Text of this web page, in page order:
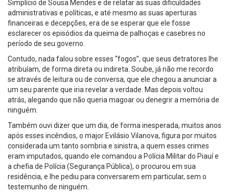
Simplício de Sousa Mendes e de relatar as suas dificuldades
administrativas e políticas, e até mesmo as suas aperturas
financeiras e decepções, era de se esperar que ele fosse
esclarecer os episódios da queima de palhoças e casebres no
período de seu governo.
Contudo, nada falou sobre esses “fogos”, que seus detratores lhe
atribuíam, de forma direta ou indireta. Soube, já não me recordo
se através de leitura ou de conversa, que ele chegou a anunciar a
um seu parente que iria revelar a verdade. Mas depois voltou
atrás, alegando que não queria magoar ou denegrir a memória de
ninguém.
Também ouvi dizer que um dia, de forma inesperada, muitos anos
após esses incêndios, o major Evilásio Vilanova, figura por muitos
considerada um tanto sombria e sinistra, a quem esses crimes
eram imputados, quando ele comandou a Polícia Militar do Piauí e
a chefia de Polícia (Segurança Pública), o procurou em sua
residência, e lhe pediu para conversarem em particular, sem o
testemunho de ninguém.